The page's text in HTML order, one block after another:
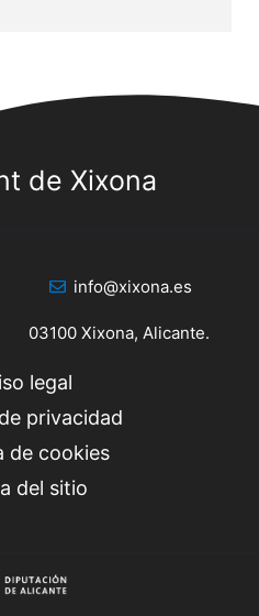
de Xixona
info@xixona.es
03100 Xixona, Alicante.
legal
privacidad
de cookies
del sitio